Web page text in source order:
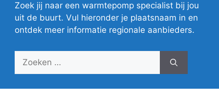
Zoek jij naar een warmtepomp specialist bij jou
uit de buurt. Vul hieronder je plaatsnaam in en
ontdek meer informatie regionale aanbieders.
Zoek